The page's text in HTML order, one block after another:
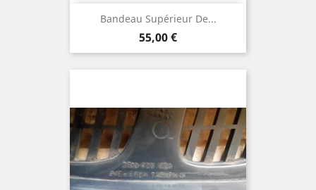
Bandeau Supérieur De...
Prix
55,00 €